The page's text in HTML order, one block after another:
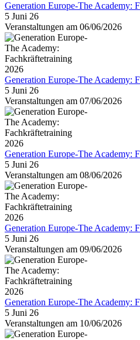
Generation Europe-The Academy:
5 Juni 26
Veranstaltungen am 06/06/2026
Generation Europe-The Academy:
5 Juni 26
Veranstaltungen am 07/06/2026
Generation Europe-The Academy:
5 Juni 26
Veranstaltungen am 08/06/2026
Generation Europe-The Academy:
5 Juni 26
Veranstaltungen am 09/06/2026
Generation Europe-The Academy:
5 Juni 26
Veranstaltungen am 10/06/2026